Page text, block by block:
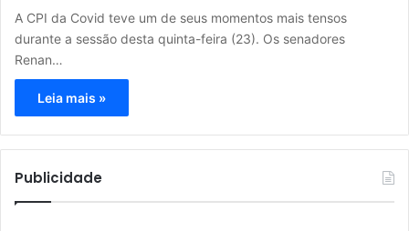
A CPI da Covid teve um de seus momentos mais tensos
durante a sessão desta quinta-feira (23). Os senadores
Renan…
Leia mais »
Publicidade